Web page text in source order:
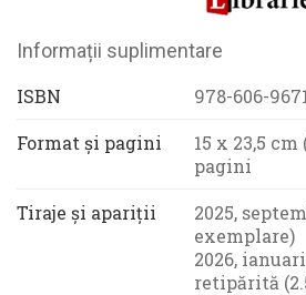
Informații suplimentare
ISBN
978-606-
Format și pagini
15 x 23,5
pagini
Tiraje și apariții
2025,
exemplare)
2026,
retipărită